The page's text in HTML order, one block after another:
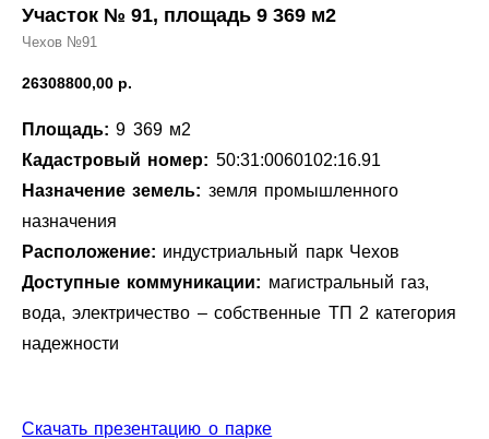
Участок № 91, площадь 9 369 м2
Чехов №91
26308800,00 р.
Площадь:9 369 м2
Кадастровый номер: 50:31:0060102:16.91
Назначение земель: земля промышленного
назначения
Расположение: индустриальный парк Чехов
Доступные коммуникации: магистральный газ,
вода, электричество – собственные ТП 2 категория
надежности
Скачать презентацию о парке